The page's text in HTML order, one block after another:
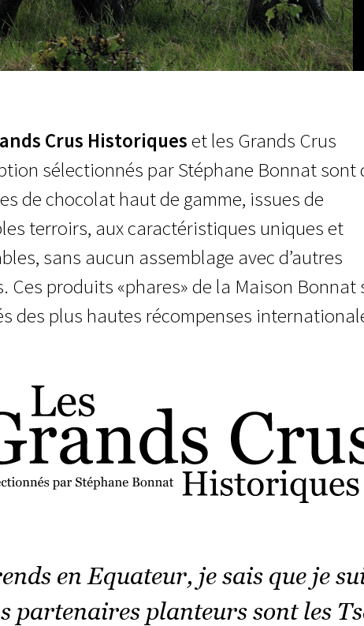
Crus Historiqueset les Grands Crus
sélectionnés par Stéphane Bonnat sont
de chocolat haut de gamme, issues de
terroirs, aux caractéristiques uniques et
sans aucun assemblage avec d’autres
Ces produits «phares» de la Maison Bonnat
des plus hautes récompenses
en Equateur, je sais que je
partenaires planteurs sont les